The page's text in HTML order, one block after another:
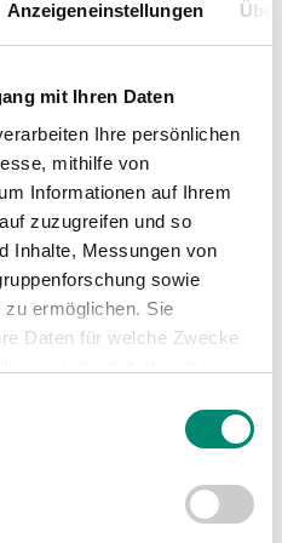
Anzeigeneinstellungen
mit Ihren Daten
Ihre persönlichen
mithilfe von
Informationen auf Ihrem
zuzugreifen und so
Inhalte, Messungen von
sowie
zu ermöglichen. Sie
Daten für welche Zwecke
Ihre persönlichen Daten
Sie Ihre Präferenzen im
NÄCHSTER NEWSEINTRAG